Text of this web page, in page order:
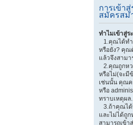
การเข้า
สมัครสม
ทำไมเข้าสู่ร
1.คุณได้ทำ
หรือยัง? คุณ
แล้วจึงสามา
2.คุณถูกหว
หรือไม่(จะมี
เช่นนั้น คุณค
หรือ
ทราบเหตุผล.
3.ถ้าคุณได้
และไม่ได้ถู
สามารถเข้